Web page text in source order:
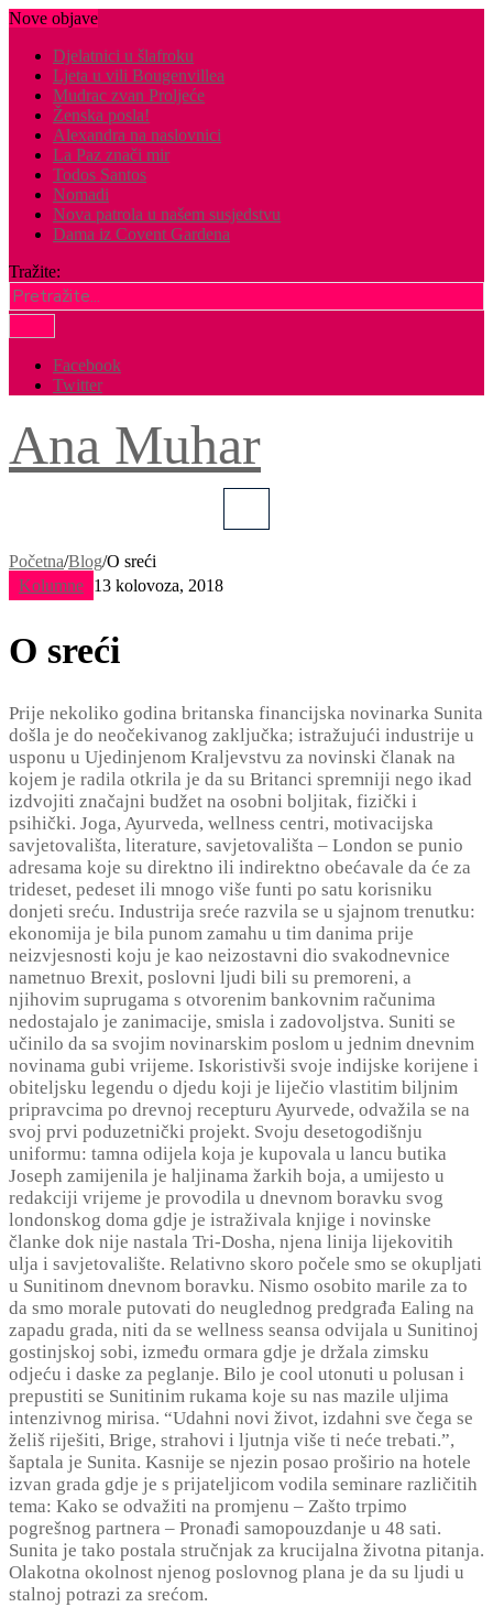
Nove objave
Djelatnici u šlafroku
Ljeta u vili Bougenvillea
Mudrac zvan Proljeće
Ženska posla!
Alexandra na naslovnici
La Paz znači mir
Todos Santos
Nomadi
Nova patrola u našem susjedstvu
Dama iz Covent Gardena
Tražite:
Facebook
Twitter
Ana Muhar
Početna/Blog/O sreći
Kolumne 13 kolovoza, 2018
O sreći
Prije nekoliko godina britanska financijska novinarka Sunita
došla je do neočekivanog zaključka; istražujući industrije u
usponu u Ujedinjenom Kraljevstvu za novinski članak na
kojem je radila otkrila je da su Britanci spremniji nego ikad
izdvojiti značajni budžet na osobni boljitak, fizički i
psihički. Joga, Ayurveda, wellness centri, motivacijska
savjetovališta, literature, savjetovališta – London se punio
adresama koje su direktno ili indirektno obećavale da će za
trideset, pedeset ili mnogo više funti po satu korisniku
donjeti sreću. Industrija sreće razvila se u sjajnom trenutku:
ekonomija je bila punom zamahu u tim danima prije
neizvjesnosti koju je kao neizostavni dio svakodnevnice
nametnuo Brexit, poslovni ljudi bili su premoreni, a
njihovim suprugama s otvorenim bankovnim računima
nedostajalo je zanimacije, smisla i zadovoljstva. Suniti se
učinilo da sa svojim novinarskim poslom u jednim dnevnim
novinama gubi vrijeme. Iskoristivši svoje indijske korijene i
obiteljsku legendu o djedu koji je liječio vlastitim biljnim
pripravcima po drevnoj recepturu Ayurvede, odvažila se na
svoj prvi poduzetnički projekt. Svoju desetogodišnju
uniformu: tamna odijela koja je kupovala u lancu butika
Joseph zamijenila je haljinama žarkih boja, a umijesto u
redakciji vrijeme je provodila u dnevnom boravku svog
londonskog doma gdje je istraživala knjige i novinske
članke dok nije nastala Tri-Dosha, njena linija lijekovitih
ulja i savjetovalište. Relativno skoro počele smo se okupljati
u Sunitinom dnevnom boravku. Nismo osobito marile za to
da smo morale putovati do neuglednog predgrađa Ealing na
zapadu grada, niti da se wellness seansa odvijala u Sunitinoj
gostinjskoj sobi, između ormara gdje je držala zimsku
odjeću i daske za peglanje. Bilo je cool utonuti u polusan i
prepustiti se Sunitinim rukama koje su nas mazile uljima
intenzivnog mirisa. “Udahni novi život, izdahni sve čega se
želiš riješiti, Brige, strahovi i ljutnja više ti neće trebati.”,
šaptala je Sunita. Kasnije se njezin posao proširio na hotele
izvan grada gdje je s prijateljicom vodila seminare različitih
tema: Kako se odvažiti na promjenu – Zašto trpimo
pogrešnog partnera – Pronađi samopouzdanje u 48 sati.
Sunita je tako postala stručnjak za krucijalna životna pitanja.
Olakotna okolnost njenog poslovnog plana je da su ljudi u
stalnoj potrazi za srećom.